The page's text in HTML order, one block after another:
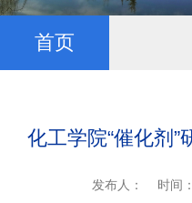
首页
化工学院“催化剂
发布人： 时间